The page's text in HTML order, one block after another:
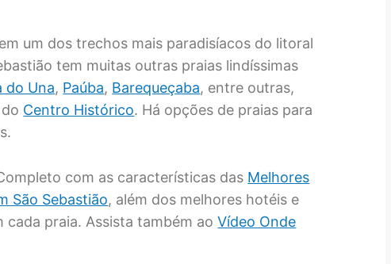
um dos trechos mais paradisíacos do litoral
tem muitas outras praias lindíssimas
do Una, Paúba, Barequeçaba, entre outras,
Centro Histórico. Há opções de praias para
com as características das Melhores
São Sebastião, além dos melhores hotéis e
cada praia. Assista também aoVídeo Onde